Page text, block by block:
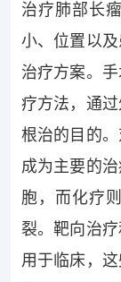
治疗肺部长
小、位置以
治疗方案。
疗方法，通
根治的目的
成为主要的
胞，而化疗
裂。靶向治
用于临床，